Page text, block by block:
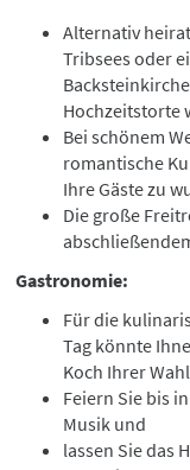
Alternativ
Tribsees oder
Hochzeitstorte
Bei schönem
romantische
Ihre Gäste zu
Die große
Gastronomie:
Für die
Tag könnte
Koch Ihrer
Feiern Sie bis
Musik und
lassen Sie das